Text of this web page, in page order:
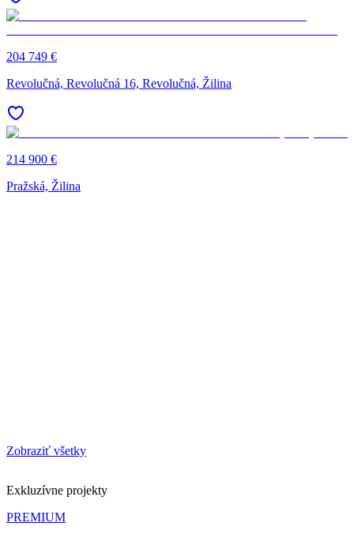
204 749 €
Revolučná, Revolučná 16, Revolučná, Žilina
214 900 €
Pražská, Žilina
Zobraziť všetky
Exkluzívne projekty
PREMIUM